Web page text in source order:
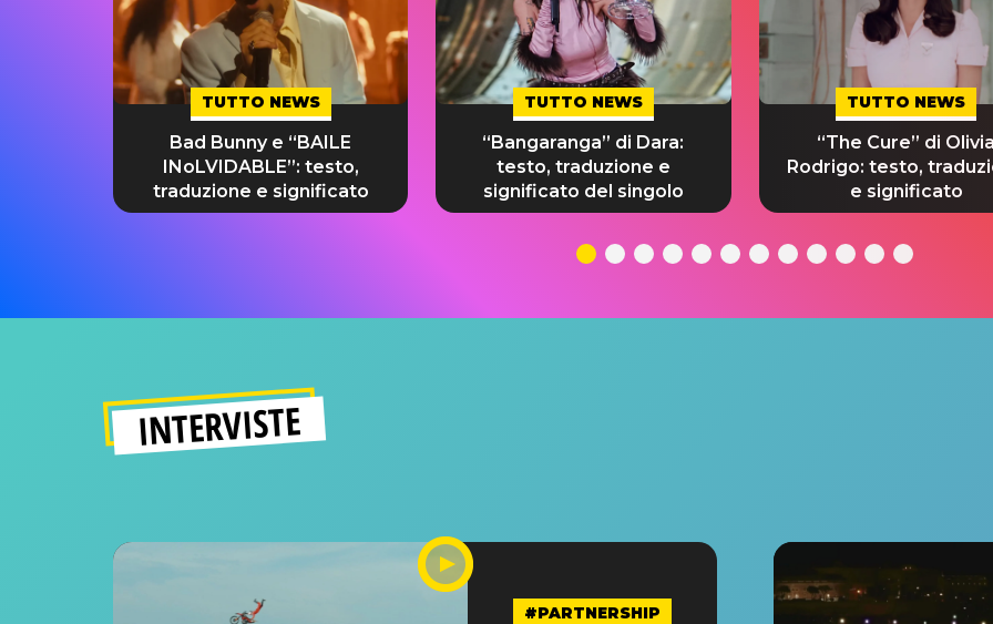
TUTTO NEWS
Bad Bunny e “BAILE
INoLVIDABLE”: testo,
traduzione e significato
TUTTO NEWS
“Bangaranga” di Dara:
testo, traduzione e
significato del singolo
TUTTO NEWS
“The Cure” di Olivia
Rodrigo: testo,
e significato
INTERVISTE
#PARTNERSHIP